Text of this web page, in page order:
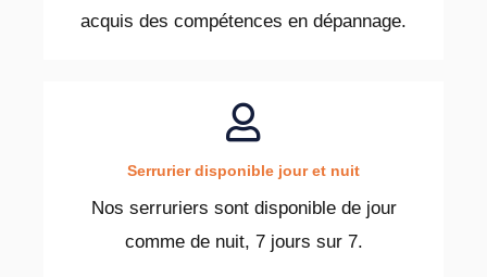
acquis des compétences en dépannage.
Serrurier disponible jour et nuit
Nos serruriers sont disponible de jour
comme de nuit, 7 jours sur 7.